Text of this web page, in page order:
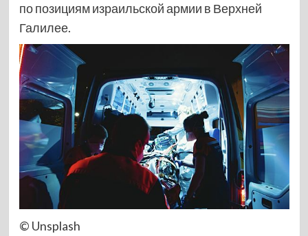
по позициям израильской армии в Верхней
Галилее.
© Unsplash